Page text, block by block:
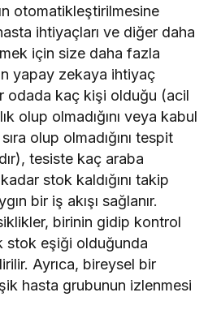
otomatikleştirilmesine
ihtiyaçları ve diğer daha
için size daha fazla
yapay zekaya ihtiyaç
odada kaç kişi olduğu (acil
olup olmadığını veya kabul
olup olmadığını tespit
tesiste kaç araba
stok kaldığını takip
bir iş akışı sağlanır.
birinin gidip kontrol
stok eşiği olduğunda
Ayrıca, bireysel bir
hasta grubunun izlenmesi